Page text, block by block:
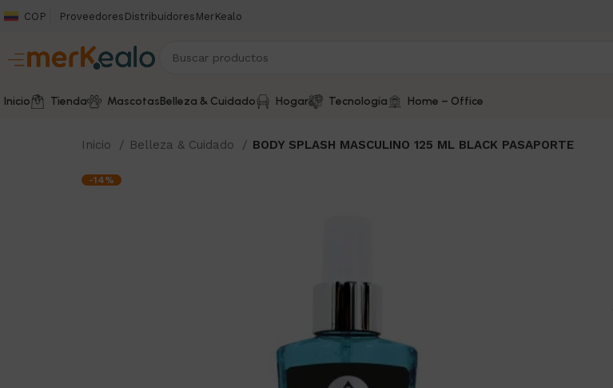
COP Proveedores Distribuidores MerKealo
Inicio Tienda MascotasBelleza & Cuidado Hogar Tecnología Home – Office
Inicio Belleza & Cuidado BODY SPLASH MASCULINO 125 ML BLACK PASAPORTE
-14%